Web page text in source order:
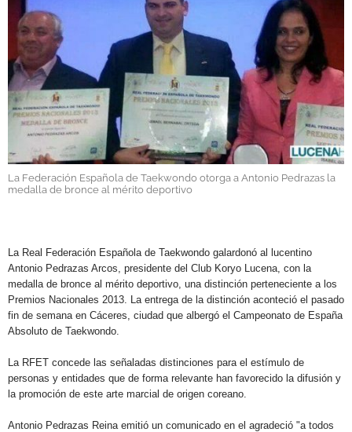
NECROLÓGICAS
GALERÍAS
La Federación Española de Taekwondo otorga a Antonio Pedrazas la
medalla de bronce al mérito deportivo
La Real Federación Española de Taekwondo galardonó al lucentino
Antonio Pedrazas Arcos, presidente del Club Koryo Lucena, con la
medalla de bronce al mérito deportivo, una distinción perteneciente a los
Premios Nacionales 2013. La entrega de la distinción aconteció el pasado
fin de semana en Cáceres, ciudad que albergó el Campeonato de España
Absoluto de Taekwondo.
La RFET concede las señaladas distinciones para el estímulo de
personas y entidades que de forma relevante han favorecido la difusión y
la promoción de este arte marcial de origen coreano.
Antonio Pedrazas Reina emitió un comunicado en el agradeció "a todos